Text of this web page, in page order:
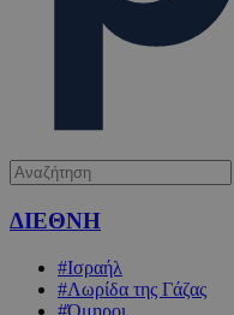
ΔΙΕΘΝΗ
#Ισραήλ
#Λωρίδα της Γάζας
#Όμηροι